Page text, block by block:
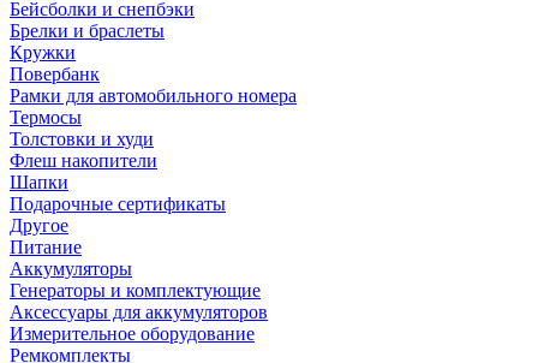
Бейсболки и снепбэки
Брелки и браслеты
Кружки
Повербанк
Рамки для автомобильного номера
Термосы
Толстовки и худи
Флеш накопители
Шапки
Подарочные сертификаты
Другое
Питание
Аккумуляторы
Генераторы и комплектующие
Аксессуары для аккумуляторов
Измерительное оборудование
Ремкомплекты